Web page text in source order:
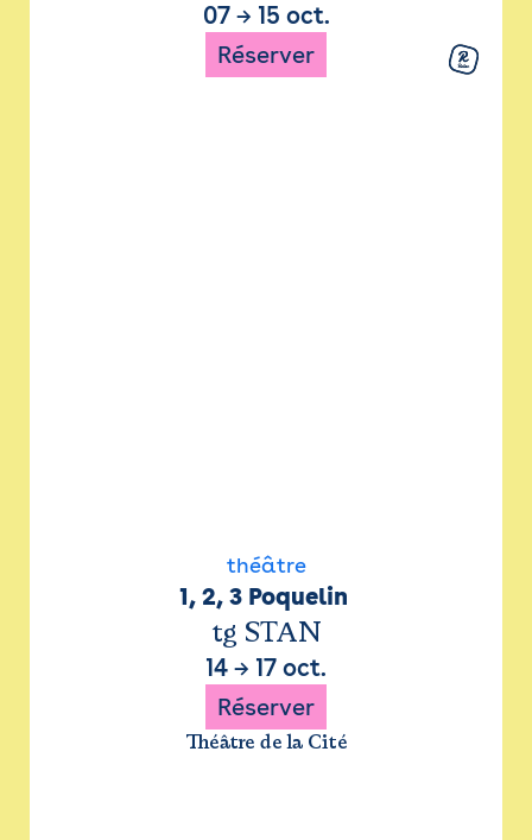
07→ 15 oct.
Réserver
théâtre
1, 2, 3 Poquelin
tg STAN
14 → 17 oct.
Réserver
Théâtre de la Cité